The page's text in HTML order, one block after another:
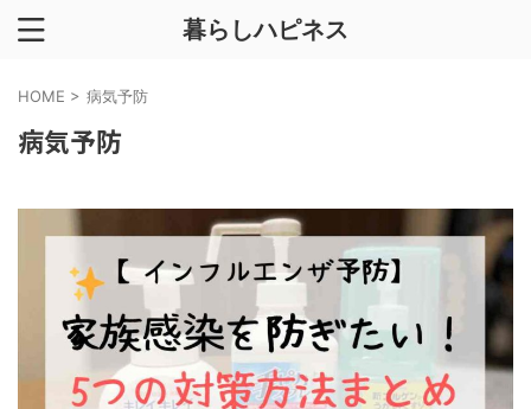
暮らしハピネス
HOME > 病気予防
病気予防